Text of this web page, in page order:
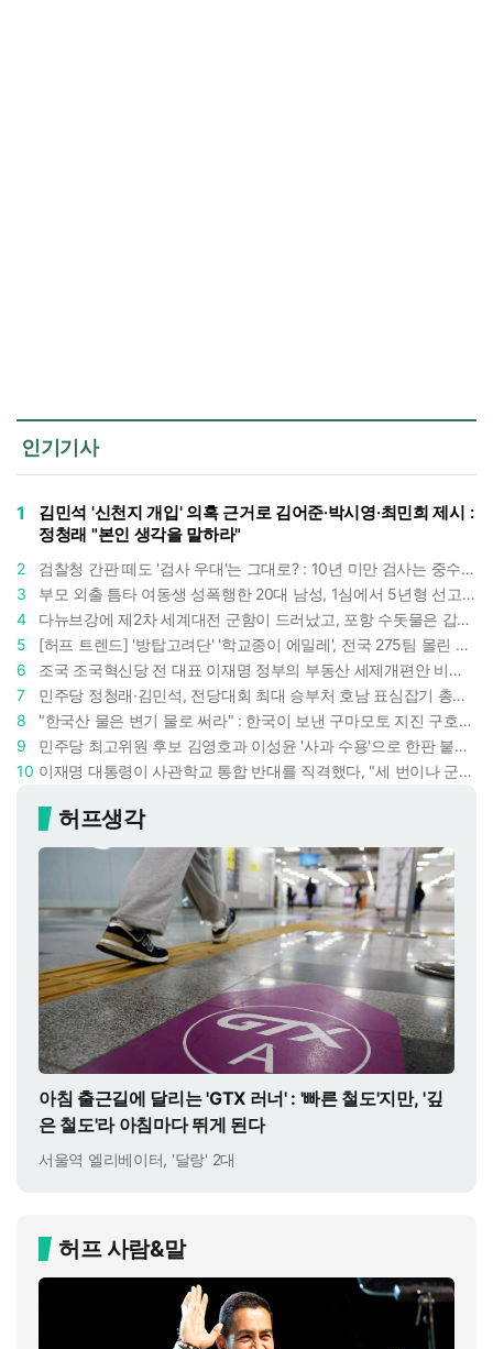
인기기사
1
김민석 '신천지 개입' 의혹 근거로 김어준·박시영·최민희 제시 :
정청래 "본인 생각을 말하라"
2
검찰청 간판 떼도 '검사 우대'는 그대로? : 10년 미만 검사는 중수청 4급 수사관으로 직행한다
3
부모 외출 틈타 여동생 성폭행한 20대 남성, 1심에서 5년형 선고 : 친족 간 '암수범죄'의 심각성
4
다뉴브강에 제2차 세계대전 군함이 드러났고, 포항 수돗물은 갑자기 짜졌다 : 폭염·가뭄이 만든 낯선 풍경
5
[허프 트렌드] '방탑고려단' '학교종이 에밀레', 전국 275팀 몰린 2026년 국립중앙박물관 분장대회 : 숨은 실력자들 나온다
6
조국 조국혁신당 전 대표 이재명 정부의 부동산 세제개편안 비판했다 : '공공주택 대전환' 촉구
7
민주당 정청래·김민석, 전당대회 최대 승부처 호남 표심잡기 총력 : 격차 10%p 안이냐, 밖이냐
8
"한국산 물은 변기 물로 써라" : 한국이 보낸 구마모토 지진 구호품에 한 일본인이 보인 반응
9
민주당 최고위원 후보 김영호과 이성윤 '사과 수용'으로 한판 붙었다 : 난데없이 "검사주의자"
10
이재명 대통령이 사관학교 통합 반대를 직격했다, "세 번이나 군사 쿠데타 했는데 압도적 지위"
허프생각
아침 출근길에 달리는 'GTX 러너' : '빠른 철도'지만, '깊
은 철도'라 아침마다 뛰게 된다
서울역 엘리베이터, '달랑' 2대
허프 사람&말